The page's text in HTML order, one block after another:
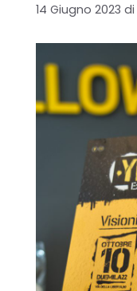
14 Giugno 2023 di